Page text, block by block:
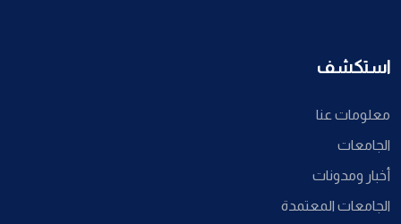
استكشف
معلومات عنا
الجامعات
أخبار ومدونات
الجامعات المعتمدة